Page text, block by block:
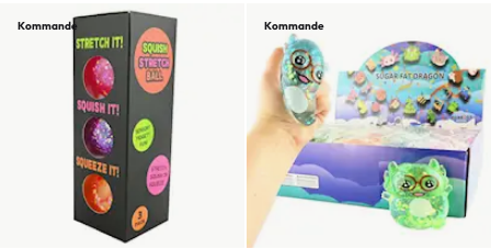
Kommande Kommande